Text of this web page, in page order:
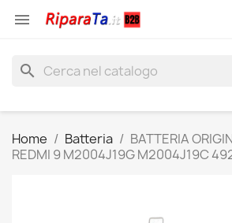

search
Home Batteria
BATTERIA
REDMI 9 M2004J19G M2004J19C